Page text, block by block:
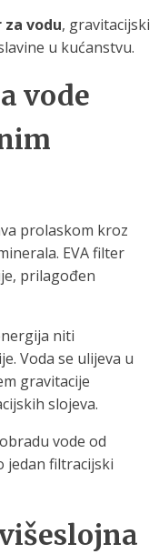
za vodu, gravitacijski
u kućanstvu.
vode
prolaskom kroz
EVA filter
prilagođen
niti
Voda se ulijeva u
gravitacije
slojeva.
vode od
jedan filtracijski